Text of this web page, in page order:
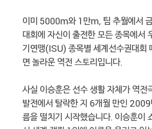
이미 5000m와 1만m, 팀 추월에서
대회에 자신이 출전한 모든 종목에서
기연맹(ISU) 종목별 세계선수권대회
면 놀라운 역전 스토리입니다.
사실 이승훈은 선수 생활 자체가 역
발전에서 탈락한 지 6개월 만인
름을 떨치기 시작했습니다. 이승훈이